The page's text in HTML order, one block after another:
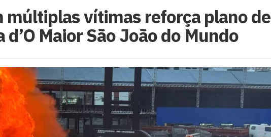
múltiplas vítimas reforça plano de
d’O Maior São João do Mundo